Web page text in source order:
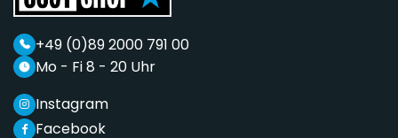
+49 (0)89 2000 791 00
Mo - Fi 8 - 20 Uhr
Facebook
Instagram